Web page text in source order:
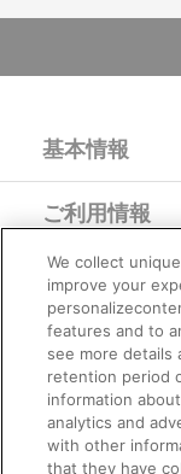
※今後店頭・劇場・
※受付期間内であっ
※「在庫がありませ
限切れが発生した際
※『ぴえろ魔法少女
タジオ～』グッズ以
※商品画像はイメー
ます。
※撮影環境やご利用
える場合がございま
※ご注文に際して、
れたと当社が判断し
停止や会員登録の取
■ご注文・お支払い
※本商品のご注文は
なお、ご注文には
基本情報
利用規約 特定商取引法
プライバシーオプション
ご利用情報
ご利用ガイド サイトマ
Do Not Sell or Share My
会員メニュー
ログイン 会員規約 新
その他のご案
バンダイナムコ
We collect
improve your
features and to
see more details
retention period
information
analytics and
with other
that they have